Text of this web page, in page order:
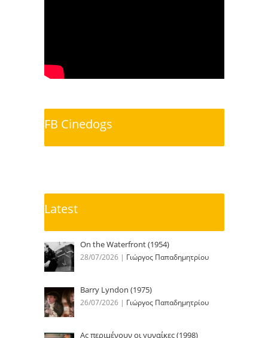
FB Cinedogs
Latest
On the Waterfront (1954)
28/07/2026 | Γιώργος Παπαδημητρίου
Barry Lyndon (1975)
26/07/2026 | Γιώργος Παπαδημητρίου
Ας περιμένουν οι γυναίκες (1998)